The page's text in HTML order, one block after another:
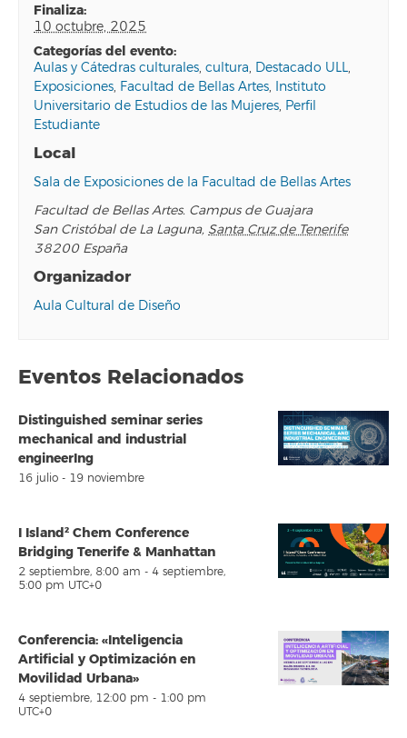
finaliza:
10 octubre, 2025
categorías del evento:
Aulas y Cátedras culturales,cultura, Destacado ULL,
Exposiciones, Facultad de Bellas Artes, Instituto
Universitario de Estudios de las Mujeres, Perfil
Estudiante
Local
Sala de Exposiciones de la Facultad de Bellas Artes
Facultad de Bellas Artes. Campus de Guajara
San Cristóbal de La Laguna, Santa Cruz de Tenerife
38200 España
Organizador
Aula Cultural de Diseño
Eventos Relacionados
Distinguished seminar series
mechanical and industrial
engineerIng
16 julio - 19 noviembre
I Island² Chem Conference
Bridging Tenerife & Manhattan
2 septiembre, 8:00 am - 4 septiembre,
5:00 pm UTC+0
Conferencia: «Inteligencia
Artificial y Optimización en
Movilidad Urbana»
4 septiembre, 12:00 pm - 1:00 pm
UTC+0